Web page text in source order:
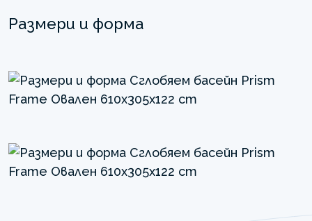
Размери и форма